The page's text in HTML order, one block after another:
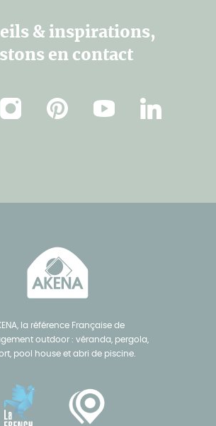
la référence Française de
outdoor : véranda, pergola,
pool house et abri de piscine.
& inspirations,
en contact
InstagramPinterestYoutubeLinkedin